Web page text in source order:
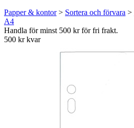
Papper & kontor> Sortera och förvara >
A4
Handla för minst 500 kr för fri frakt.
500 kr kvar